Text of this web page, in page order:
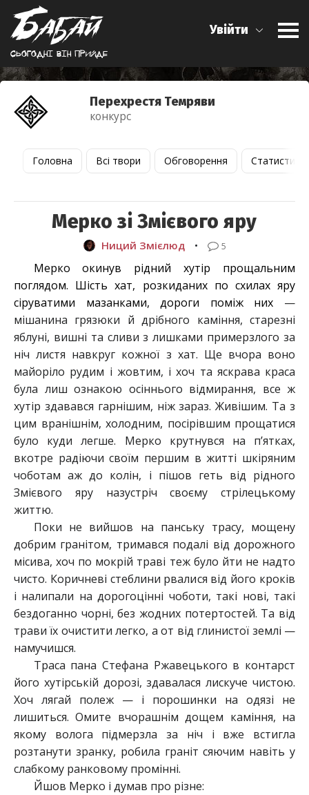
Сьогоднi вiн прийде
Увійти
Перехрестя Темряви
конкурс
Головна Всі твори Обговорення Статистика
Мерко зі Змієвого яру
Ниций Змієлюд • 5
Мерко окинув рідний хутір прощальним
поглядом. Шість хат, розкиданих по схилах яру
сіруватими мазанками, дороги поміж них —
мішанина грязюки й дрібного каміння, старезні
яблуні, вишні та сливи з лишками примерзлого за
ніч листя навкруг кожної з хат. Ще вчора воно
майоріло рудим і жовтим, і хоч та яскрава краса
була лиш ознакою осіннього відмирання, все ж
хутір здавався гарнішим, ніж зараз. Живішим. Та з
цим вранішнім, холодним, посірівшим прощатися
було куди легше. Мерко крутнувся на п’ятках,
вкотре радіючи своїм першим в житті шкіряним
чоботам аж до колін, і пішов геть від рідного
Змієвого яру назустріч своєму стрілецькому
життю.
Поки не вийшов на панську трасу, мощену
добрим гранітом, тримався подалі від дорожного
місива, хоч по мокрій траві теж було йти не надто
чисто. Коричневі стеблини рвалися від його кроків
і налипали на дорогоцінні чоботи, такі нові, такі
бездоганно чорні, без жодних потертостей. Та від
трави їх очистити легко, а от від глинистої землі —
намучишся.
Траса пана Стефана Ржавецького в контарст
його хутірській дорозі, здавалася лискуче чистою.
Хоч лягай полеж — і порошинки на одязі не
лишиться. Омите вчорашнім дощем каміння, на
якому волога підмерзла за ніч і вже встигла
розтанути зранку, робила граніт сяючим навіть у
слабкому ранковому промінні.
Йшов Мерко і думав про різне: